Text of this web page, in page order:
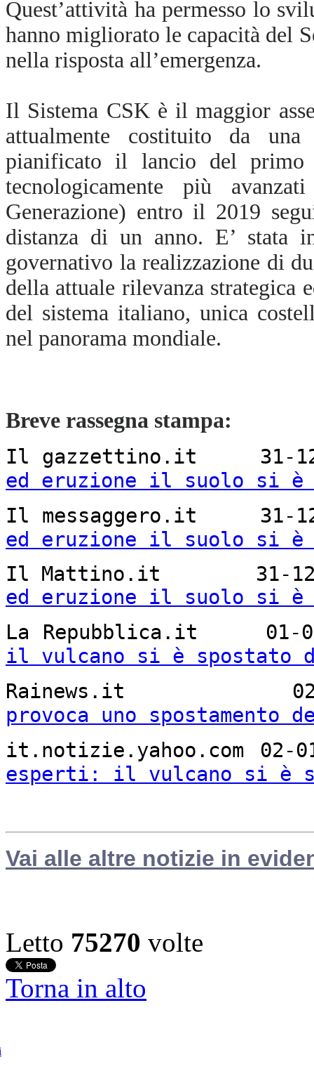
Quest’attività ha permesso lo
hanno migliorato le capacità del
nella risposta all’emergenza.
Il Sistema CSK è il maggior
attualmente costituito da
pianificato il lancio del primo
tecnologicamente più
Generazione) entro il 2019
distanza di un anno. E’ stata
governativo la realizzazione di
della attuale rilevanza strategica
del sistema italiano, unica
nel panorama mondiale.
Breve rassegna stampa:
Il gazzettino.it 31-
ed eruzione il suolo si è
Il messaggero.it
ed eruzione il suolo si è
Il Mattino.it 31-
ed eruzione il suolo si è
La Repubblica.it
il vulcano si è spostato
Rainews.it
provoca uno
it.notizie.yahoo.com
esperti: il vulcano si è
Vai alle altre notizie in
Letto 75270 volte
Torna in alto